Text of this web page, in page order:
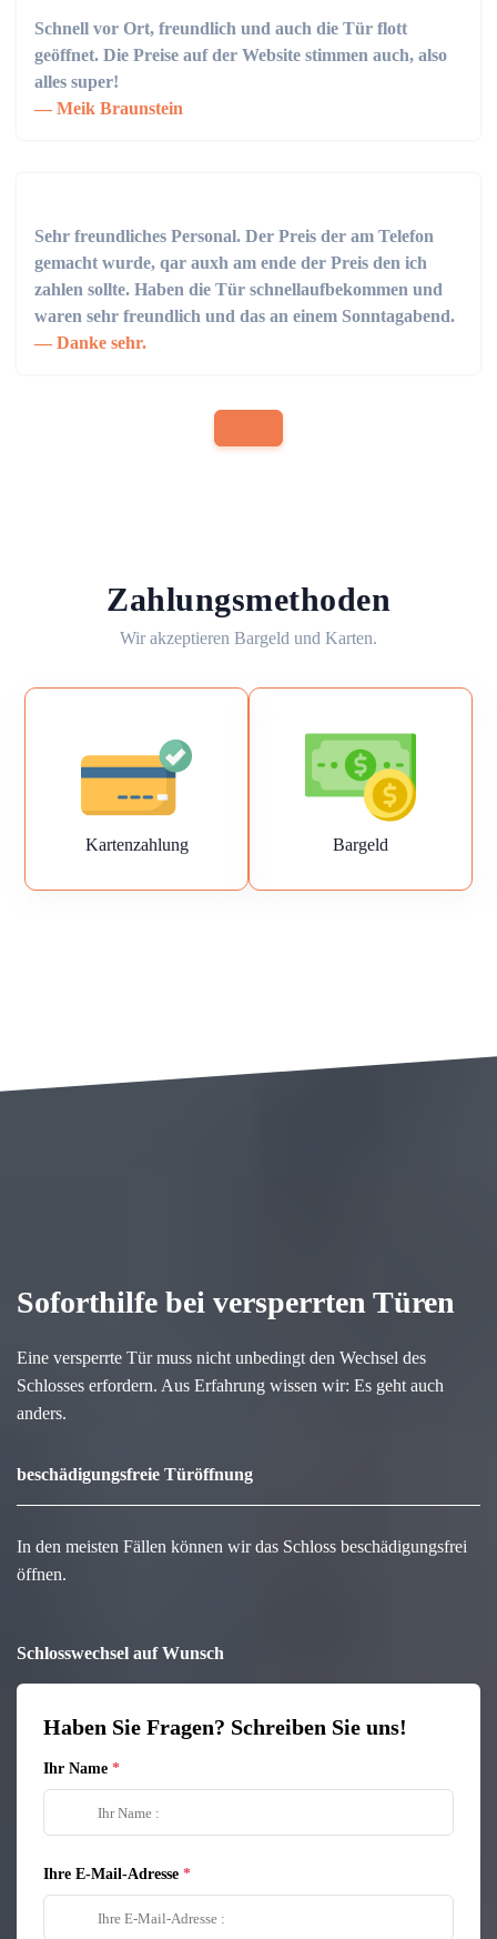
Schnell vor Ort, freundlich und auch die Tür flott
geöffnet. Die Preise auf der Website stimmen auch, also
alles super!
Meik Braunstein
Sehr freundliches Personal. Der Preis der am Telefon
gemacht wurde, qar auxh am ende der Preis den ich
zahlen sollte. Haben die Tür schnellaufbekommen und
waren sehr freundlich und das an einem Sonntagabend.
Danke sehr.
Zahlungsmethoden
Wir akzeptieren Bargeld und Karten.
Kartenzahlung Bargeld
Soforthilfe bei versperrten Türen
Eine versperrte Tür muss nicht unbedingt den Wechsel des
Schlosses erfordern. Aus Erfahrung wissen wir: Es geht auch
anders.
beschädigungsfreie Türöffnung
In den meisten Fällen können wir das Schloss beschädigungsfrei
öffnen.
Schlosswechsel auf Wunsch
Haben Sie Fragen? Schreiben Sie uns!
Ihr Name
Ihre E-Mail-Adresse